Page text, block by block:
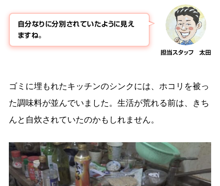
担当スタッフ 太田
自分なりに分別されていたように見え
ますね。
ゴミに埋もれたキッチンのシンクには、ホコリを被っ
た調味料が並んでいました。生活が荒れる前は、きち
んと自炊されていたのかもしれません。